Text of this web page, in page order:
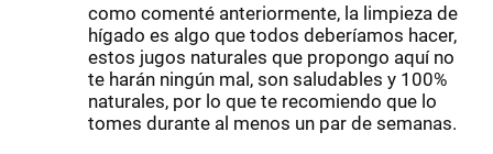
como comenté anteriormente, la limpieza de
hígado es algo que todos deberíamos hacer,
estos jugos naturales que propongo aquí no
te harán ningún mal, son saludables y 100%
naturales, por lo que te recomiendo que lo
tomes durante al menos un par de semanas.